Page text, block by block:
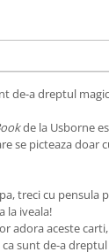
de-a dreptul
de la Usborne
se picteaza doar
treci cu pensula
la iveala!
adora aceste
sunt de-a